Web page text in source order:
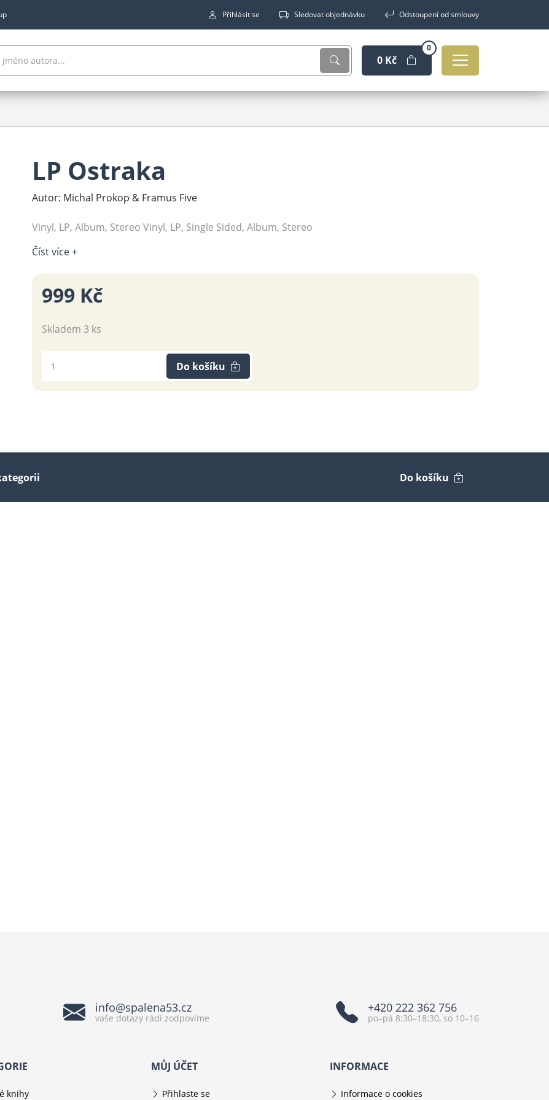
Přihlásit se Sledovat objednávku Odstoupení od smlouvy
0 Kč
0
LP Ostraka
Autor: Michal Prokop & Framus Five
Vinyl, LP, Album, Stereo Vinyl, LP, Single Sided, Album, Stereo
Číst více +
999 Kč
Skladem 3 ks
Do košíku
Do košíku
info@spalena53.cz
vaše dotazy rádi zodpovíme
+420 222 362 756
po–pá 8:30–18:30, so 10–16
knihy
MŮJ ÚČET
Přihlaste se
INFORMACE
Informace o cookies